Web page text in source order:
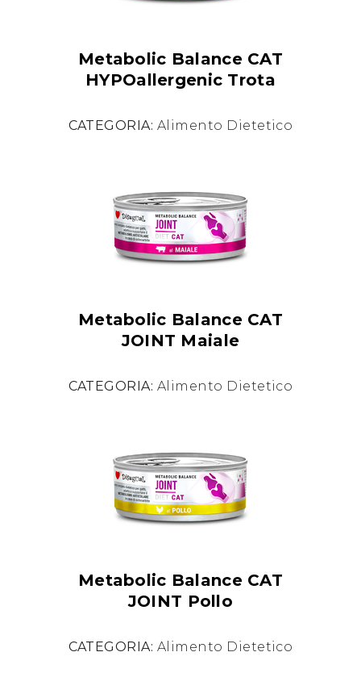
Metabolic Balance CAT
HYPOallergenic Trota
CATEGORIA: Alimento Dietetico
Metabolic Balance CAT
JOINT Maiale
CATEGORIA: Alimento Dietetico
Metabolic Balance CAT
JOINT Pollo
CATEGORIA: Alimento Dietetico